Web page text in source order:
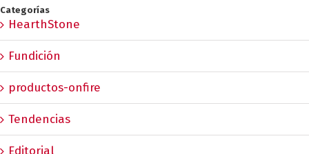
Categorías
HearthStone
Fundición
productos-onfire
Tendencias
Editorial